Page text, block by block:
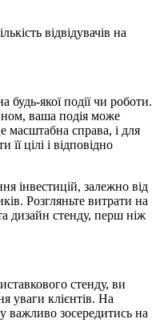
відвідувачів на
будь-якої події чи роботи.
ваша подія може
масштабна справа, і для
її цілі і відповідно
інвестицій, залежно від
Розгляньте витрати на
дизайн стенду, перш ніж
стенду, ви
уваги клієнтів. На
важливо зосередитись на